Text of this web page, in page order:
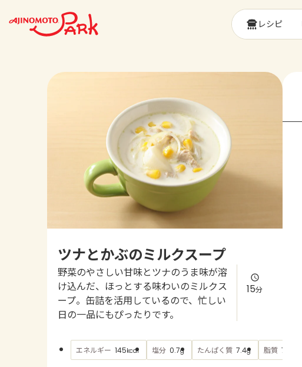
レシピ
ツナとかぶのミルクスープ
野菜のやさしい甘味とツナのうま味が溶
け込んだ、ほっとする味わいのミルクス
ープ。缶詰を活用しているので、忙しい
日の一品にもぴったりです。
15分
エネルギー 145kcal 塩分 0.7g たんぱく質 7.4g 脂質 7.4